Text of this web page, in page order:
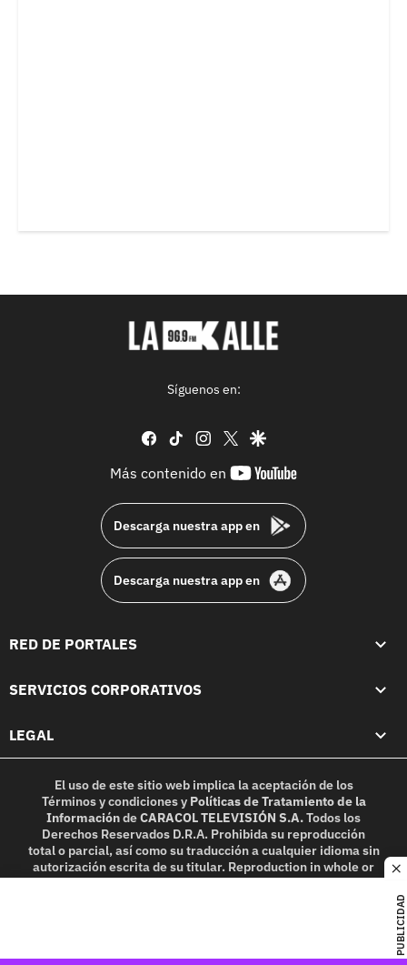
PUBLICIDAD
Síguenos en:
facebook
tiktok instagram
twittergoogle
Más contenido en
youtube-
Descarga nuestra app en
Descarga nuestra app en
RED DE PORTALES
SERVICIOS CORPORATIVOS
LEGAL
El uso de este sitio web implica la aceptación de los
Términos y condicionesy Políticas de Tratamiento de la
InformacióndeCARACOL TELEVISIÓN S.A.Todos los
Derechos Reservados D.R.A. Prohibida su reproducción
total o parcial, así como su traducción a cualquier idioma sin
autorización escrita de su titular. Reproduction in whole or
in part, or translation without written permission is